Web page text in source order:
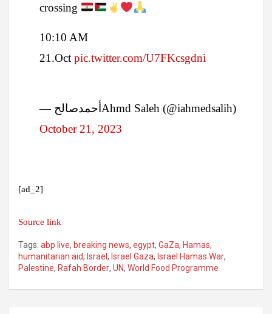
crossing
10:10 AM
21.Oct pic.twitter.com/U7FKcsgdni
— أحمدصالحAhmd Saleh (@iahmedsalih)
October 21, 2023
[ad_2]
Source link
Tags: abp live, breaking news, egypt, GaZa, Hamas,
humanitarian aid, Israel , Israel Gaza, Israel Hamas War,
Palestine, Rafah Border, UN, World Food Programme